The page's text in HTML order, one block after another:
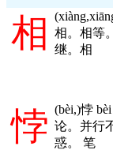
相 (
相。相等
继。相
悖 (bèi,)悖
论。并行
惑。 笔